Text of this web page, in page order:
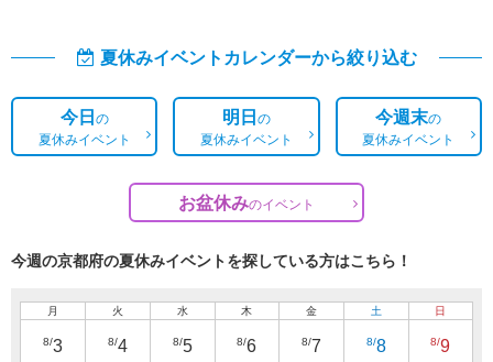
夏休みイベントカレンダーから絞り込む
今日の
夏休みイベント
明日の
夏休みイベント
今週末の
夏休みイベント
お盆休みのイベント
今週の京都府の夏休みイベントを探している方はこちら！
月
8/3
火
8/4
水
8/5
木
8/6
金
8/7
土
8/8
日
8/9